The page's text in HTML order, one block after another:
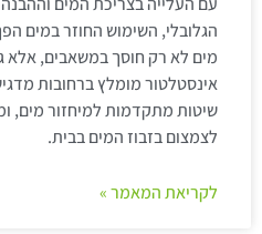
הגלובלי, השימוש החוזר במים
מים לא רק חוסך במשאבים, אלא
אינסטלטור מומלץ ברחובות
שיטות מתקדמות למיחזור מים,
לצמצום בזבוז המים בבית.
לקריאת המאמר »